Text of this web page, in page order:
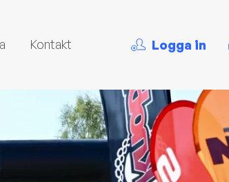
Kontakt Logga in